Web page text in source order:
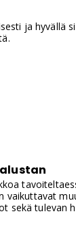
ja hyvällä
vaikuttavat
sekä tulevan